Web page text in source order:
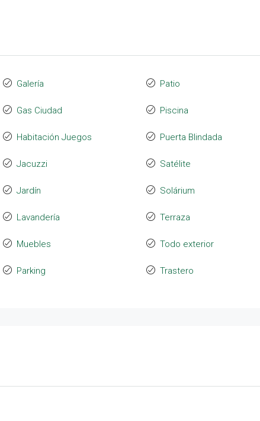
Galería
Gas Ciudad
Habitación Juegos
Jacuzzi
Jardín
Lavandería
Muebles
Parking
Patio
Piscina
Puerta Blindada
Satélite
Solárium
Terraza
Todo exterior
Trastero